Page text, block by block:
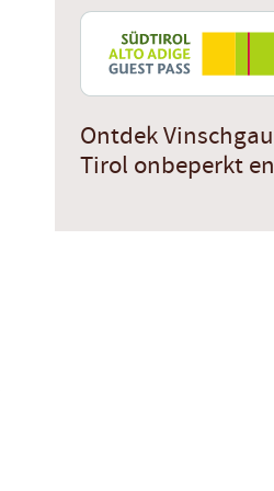
Ontdek
Tirol onbeperkt